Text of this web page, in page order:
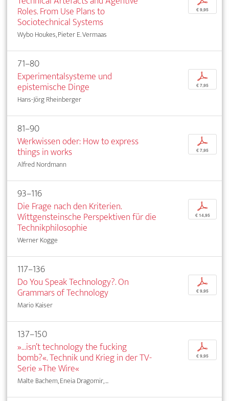
Roles. From Use Plans to
Sociotechnical Systems
Wybo Houkes, Pieter E. Vermaas
€ 9,95
71–80
Experimentalsysteme und
epistemische Dinge
Hans-Jörg Rheinberger
p
€ 7,95
81–90
Werkwissen oder: How to express
things in works
Alfred Nordmann
p
€ 7,95
93–116
Die Frage nach den Kriterien.
Wittgensteinsche Perspektiven für die
Technikphilosophie
Werner Kogge
p
€ 14,95
117–136
Do You Speak Technology?. On
Grammars of Technology
Mario Kaiser
p
€ 9,95
137–150
»...isn’t technology the fucking
bomb?«. Technik und Krieg in der TV-
Serie »The Wire«
Malte Bachem, Eneia Dragomir, ...
p
€ 9,95